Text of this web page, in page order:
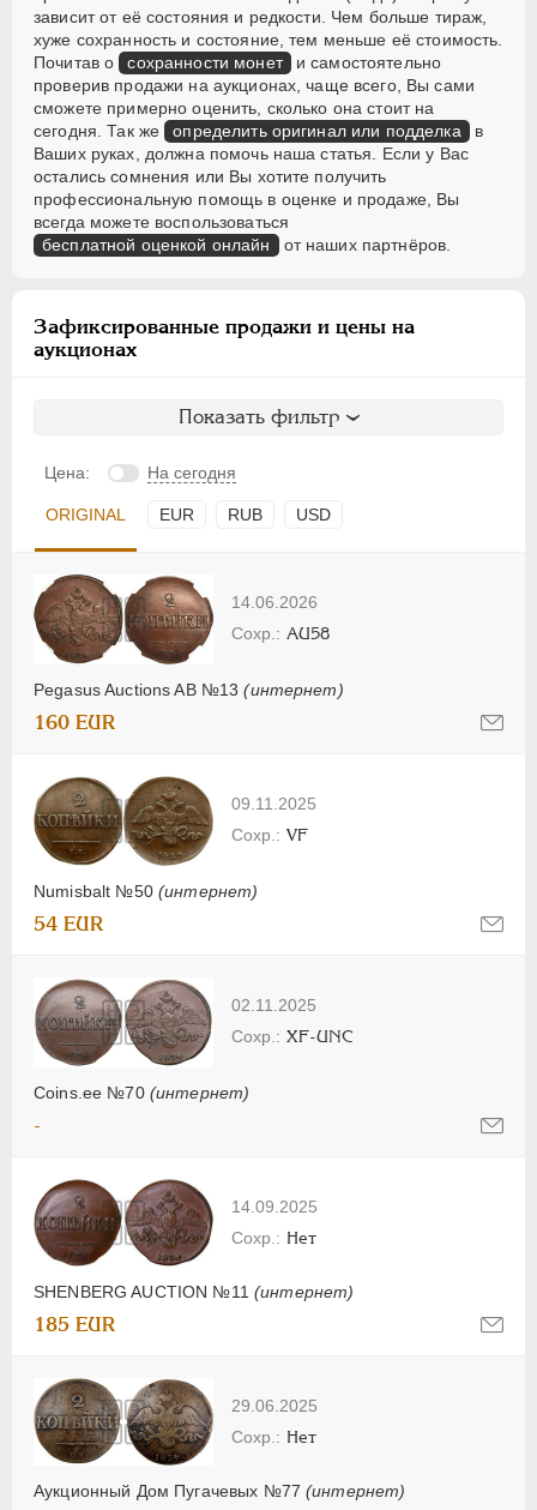
зависит от её состояния и редкости. Чем больше тираж,
хуже сохранность и состояние, тем меньше её стоимость.
Почитав о сохранности монет и самостоятельно
проверив продажи на аукционах, чаще всего, Вы сами
сможете примерно оценить, сколько она стоит на
сегодня. Так же определить оригинал или подделка в
Ваших руках, должна помочь наша статья. Если у Вас
остались сомнения или Вы хотите получить
профессиональную помощь в оценке и продаже, Вы
всегда можете воспользоваться
бесплатной оценкой онлайн от наших партнёров.
Зафиксированные продажи и цены на
аукционах
Показать фильтр
Цена: На сегодня
ORIGINAL EUR RUB USD
14.06.2026
Pegasus Auctions AB №13(интернет)
AU58
160 EUR
09.11.2025
Numisbalt №50 (интернет)
VF
54 EUR
02.11.2025
Coins.ee №70 (интернет)
XF-UNC
-
14.09.2025
SHENBERG AUCTION №11 (интернет)
Нет
185 EUR
29.06.2025
Аукционный Дом Пугачевых №77(интернет)
Нет